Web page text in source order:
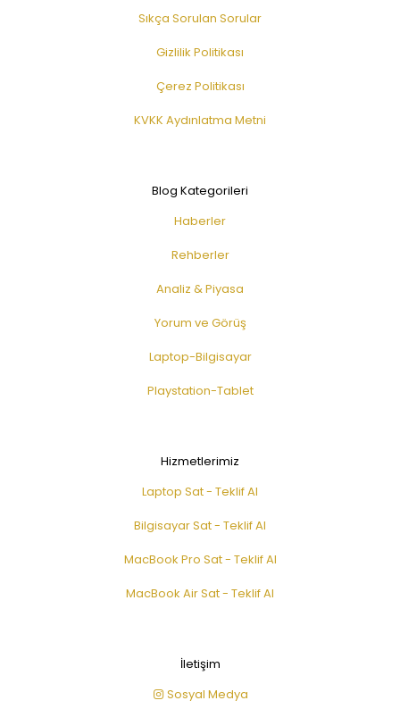
Sıkça Sorulan Sorular
Gizlilik Politikası
Çerez Politikası
KVKK Aydınlatma Metni
Blog Kategorileri
Haberler
Rehberler
Analiz & Piyasa
Yorum ve Görüş
Laptop-Bilgisayar
Playstation-Tablet
Hizmetlerimiz
Laptop Sat - Teklif Al
Bilgisayar Sat - Teklif Al
MacBook Pro Sat - Teklif Al
MacBook Air Sat - Teklif Al
İletişim
Sosyal Medya